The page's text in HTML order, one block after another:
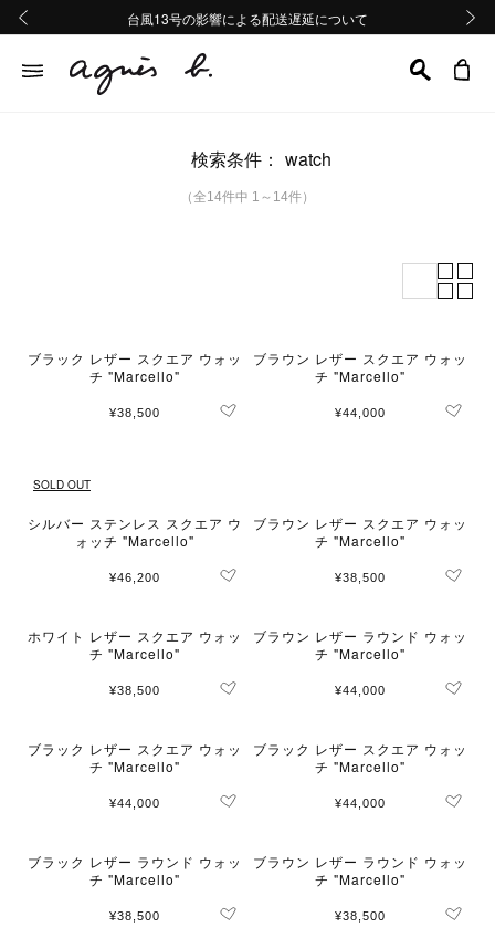
熊本地域地震の影響による配送遅延について
Summer Sale 2buy10%OFF!!
台風13号の影響による配送遅延について
熊本地域地震の影響による配送遅延について
Summer Sale 2buy10%OFF!!
検索条件： watch
（全14件中 1～14件）
ブラック レザー スクエア ウォッ
チ "Marcello"
¥38,500
ブラウン レザー スクエア ウォッ
チ "Marcello"
¥44,000
SOLD OUT
シルバー ステンレス スクエア ウ
ォッチ "Marcello"
¥46,200
ブラウン レザー スクエア ウォッ
チ "Marcello"
¥38,500
ホワイト レザー スクエア ウォッ
チ "Marcello"
¥38,500
ブラウン レザー ラウンド ウォッ
チ "Marcello"
¥44,000
ブラック レザー スクエア ウォッ
チ "Marcello"
¥44,000
ブラック レザー スクエア ウォッ
チ "Marcello"
¥44,000
ブラック レザー ラウンド ウォッ
チ "Marcello"
¥38,500
ブラウン レザー ラウンド ウォッ
チ "Marcello"
¥38,500